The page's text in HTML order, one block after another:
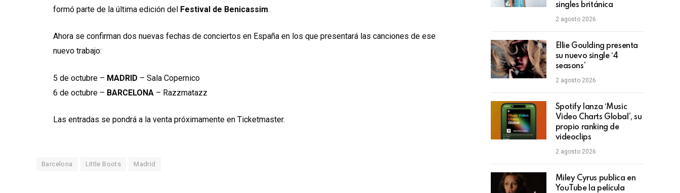
formó parte de la última edición del Festival de Benicassim.
Ahora se confirman dos nuevas fechas de conciertos en España en los que presentará las canciones de ese
nuevo trabajo:
5 de octubre – MADRID – Sala Copernico
6 de octubre – BARCELONA – Razzmatazz
Las entradas se pondrá a la venta próximamente en Ticketmaster.
Barcelona Little Boots Madrid
singles británica
2 agosto 2026
Ellie Goulding presenta
su nuevo single ‘4
seasons’
2 agosto 2026
Spotify lanza ‘Music
Video Charts Global’, su
propio ranking de
videoclips
2 agosto 2026
Miley Cyrus publica en
YouTube la película